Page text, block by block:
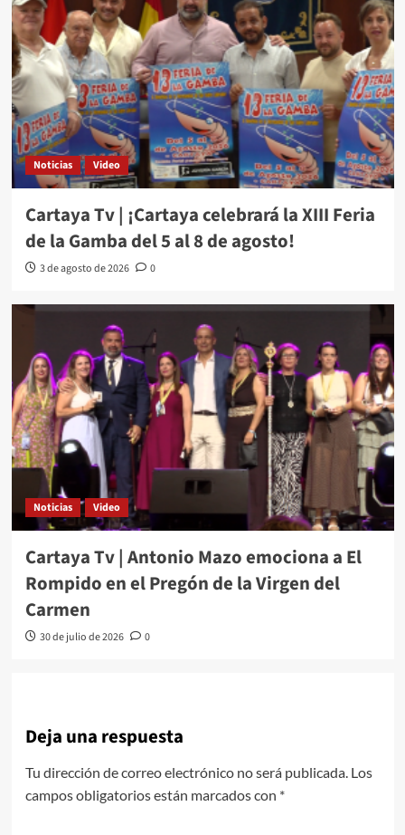
Noticias Video
Cartaya Tv | ¡Cartaya celebrará la XIII Feria
de la Gamba del 5 al 8 de agosto!
3 de agosto de 2026 0
Noticias Video
Cartaya Tv | Antonio Mazo emociona a El
Rompido en el Pregón de la Virgen del
Carmen
30 de julio de 2026 0
Deja una respuesta
Tu dirección de correo electrónico no será publicada. Los
campos obligatorios están marcados con *